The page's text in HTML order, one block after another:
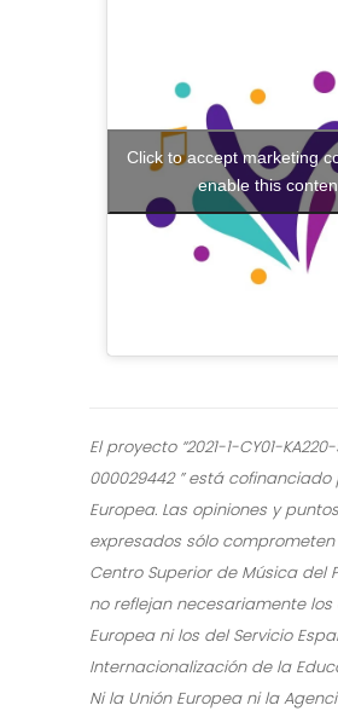
Click to accept marketing
enable this
El proyecto “2021-1-CY01-
000029442 ” está cofinanciado
Europea. Las opiniones y
expresados sólo comprometen
Centro Superior de Música del
no reflejan necesariamente los
Europea ni los del Servicio
Internacionalización de la
Ni la Unión Europea ni la